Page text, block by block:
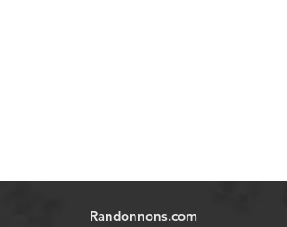
Randonnons.com